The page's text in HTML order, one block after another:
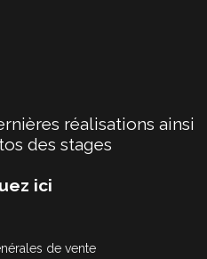
réalisations ainsi
des stages
ici
de vente